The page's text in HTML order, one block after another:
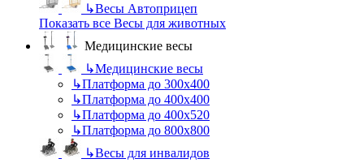
↳Весы Автоприцеп
Показать все Весы для животных
Медицинские весы
↳Медицинские весы
↳Платформа до 300х400
↳Платформа до 400х400
↳Платформа до 400х520
↳Платформа до 800х800
↳Весы для инвалидов